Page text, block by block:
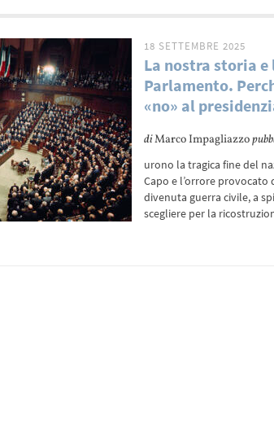
18 SETTEMBRE 2025
La nostra storia
Parlamento.
«no» al
diMarco Impagliazzo
urono la tragica fine del
Capo e l’orrore provocato
divenuta guerra civile, a
scegliere per la